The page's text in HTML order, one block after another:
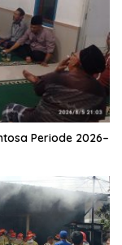
Periode 2026–